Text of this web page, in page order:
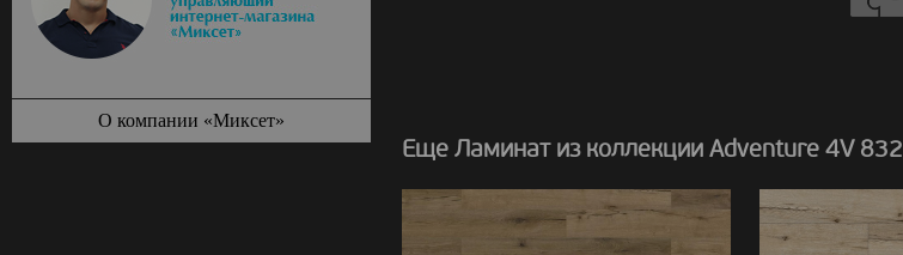
Еще Ламинат из коллекции Adventure 4V 832
О компании «Миксет»